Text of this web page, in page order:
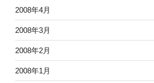
2008年4月
2008年3月
2008年2月
2008年1月